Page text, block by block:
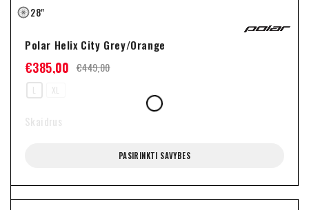
28"
Polar Helix City Grey/Orange
€449,00
€385,00
L XL
Skaidrus
PASIRINKTI SAVYBES